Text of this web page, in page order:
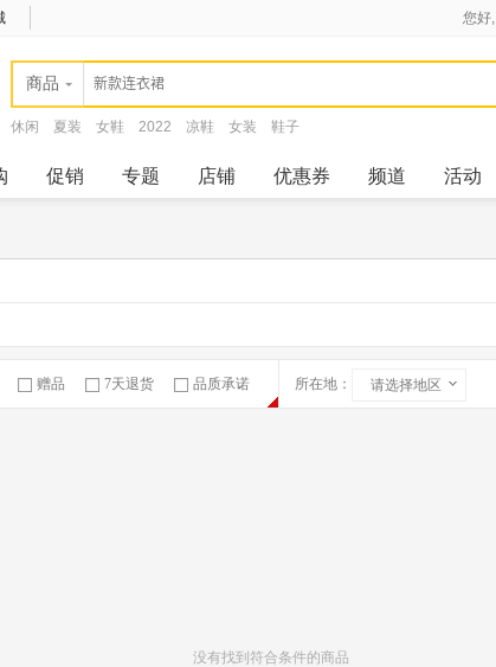
您好,
商品
休闲 夏装 女鞋 2022 凉鞋 女装 鞋子
促销 专题 店铺 优惠券 频道 活动
赠品 7天退货 品质承诺 所在地： 请选择地区
没有找到符合条件的商品